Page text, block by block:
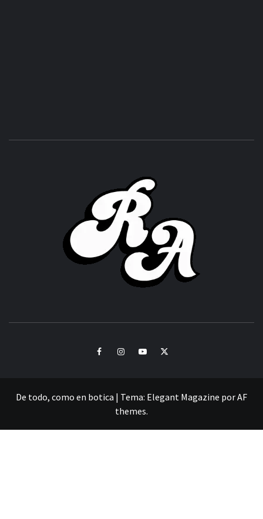
FacebookInstagramYoutubeTwitter
De todo, como en botica | Tema: Elegant Magazine porAF
themes.